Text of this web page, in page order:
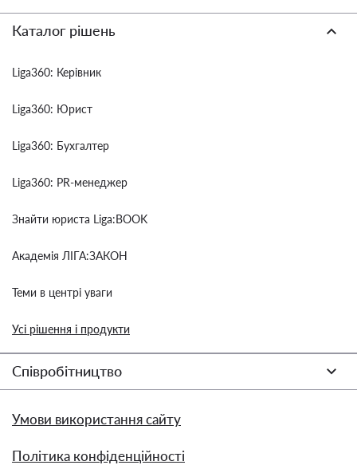
Каталог рішень
Liga360: Керівник
Liga360: Юрист
Liga360: Бухгалтер
Liga360: PR-менеджер
Знайти юриста Liga:BOOK
Академія ЛІГА:ЗАКОН
Теми в центрі уваги
Усі рішення і продукти
Співробітництво
Умови використання сайту
Політика конфіденційності